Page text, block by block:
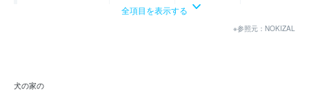
全項目を表示する
※参照元：NOKIZAL
犬の家の